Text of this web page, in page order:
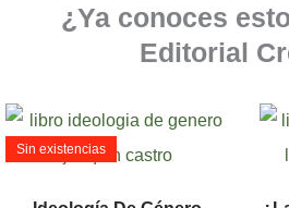
¿Ya conoces
Editorial
Sin existencias